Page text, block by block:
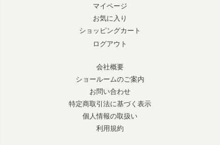
マイページ
お気に入り
ショッピングカート
ログアウト
会社概要
ショールームのご案内
お問い合わせ
特定商取引法に基づく表示
個人情報の取扱い
利用規約